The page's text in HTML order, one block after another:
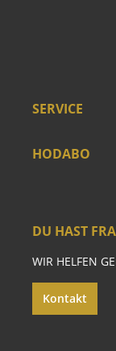
SERVICE
HODABO
DU HAST
WIR HELFEN
Kontakt